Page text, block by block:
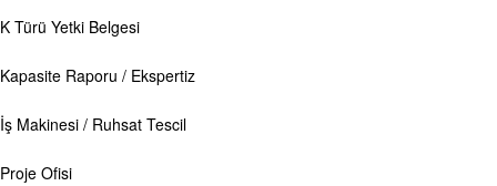
K Türü Yetki Belgesi
Kapasite Raporu / Ekspertiz
İş Makinesi / Ruhsat Tescil
Proje Ofisi